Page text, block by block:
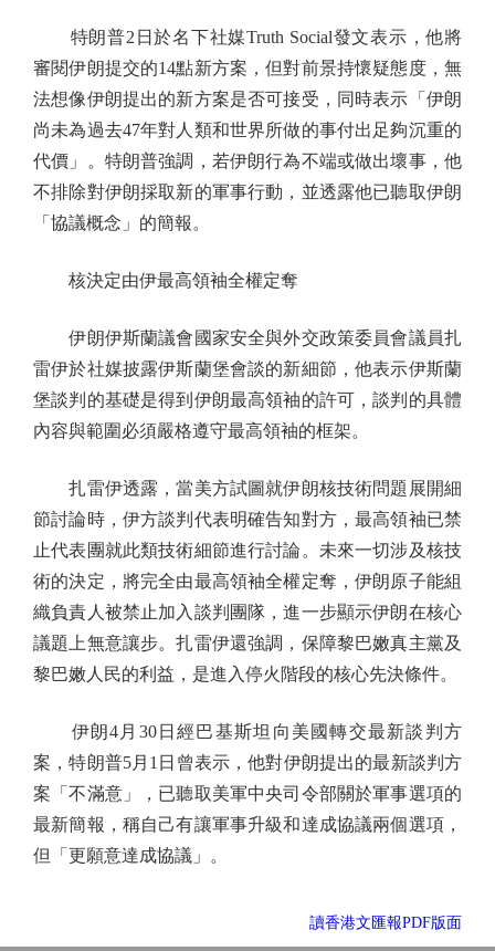
特朗普2日於名下社媒Truth Social發文表示，他將
審閱伊朗提交的14點新方案，但對前景持懷疑態度，無
法想像伊朗提出的新方案是否可接受，同時表示「伊朗
尚未為過去47年對人類和世界所做的事付出足夠沉重的
代價」。特朗普強調，若伊朗行為不端或做出壞事，他
不排除對伊朗採取新的軍事行動，並透露他已聽取伊朗
「協議概念」的簡報。
核決定由伊最高領袖全權定奪
伊朗伊斯蘭議會國家安全與外交政策委員會議員扎
雷伊於社媒披露伊斯蘭堡會談的新細節，他表示伊斯蘭
堡談判的基礎是得到伊朗最高領袖的許可，談判的具體
內容與範圍必須嚴格遵守最高領袖的框架。
扎雷伊透露，當美方試圖就伊朗核技術問題展開細
節討論時，伊方談判代表明確告知對方，最高領袖已禁
止代表團就此類技術細節進行討論。未來一切涉及核技
術的決定，將完全由最高領袖全權定奪，伊朗原子能組
織負責人被禁止加入談判團隊，進一步顯示伊朗在核心
議題上無意讓步。扎雷伊還強調，保障黎巴嫩真主黨及
黎巴嫩人民的利益，是進入停火階段的核心先決條件。
伊朗4月30日經巴基斯坦向美國轉交最新談判方
案，特朗普5月1日曾表示，他對伊朗提出的最新談判方
案「不滿意」，已聽取美軍中央司令部關於軍事選項的
最新簡報，稱自己有讓軍事升級和達成協議兩個選項，
但「更願意達成協議」。
讀香港文匯報PDF版面